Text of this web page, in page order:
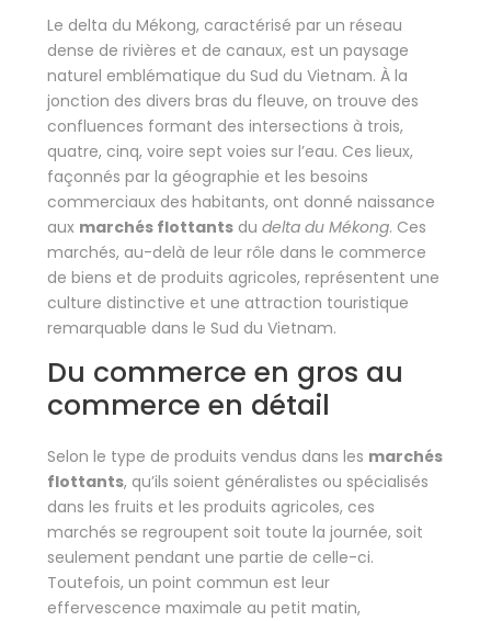
Le delta du Mékong, caractérisé par un réseau
dense de rivières et de canaux, est un paysage
naturel emblématique du Sud du Vietnam. À la
jonction des divers bras du fleuve, on trouve des
confluences formant des intersections à trois,
quatre, cinq, voire sept voies sur l’eau. Ces lieux,
façonnés par la géographie et les besoins
commerciaux des habitants, ont donné naissance
aux marchés flottants du delta du Mékong. Ces
marchés, au-delà de leur rôle dans le commerce
de biens et de produits agricoles, représentent une
culture distinctive et une attraction touristique
remarquable dans le Sud du Vietnam.
Du commerce en gros au
commerce en détail
Selon le type de produits vendus dans les marchés
flottants, qu’ils soient généralistes ou spécialisés
dans les fruits et les produits agricoles, ces
marchés se regroupent soit toute la journée, soit
seulement pendant une partie de celle-ci.
Toutefois, un point commun est leur
effervescence maximale au petit matin,